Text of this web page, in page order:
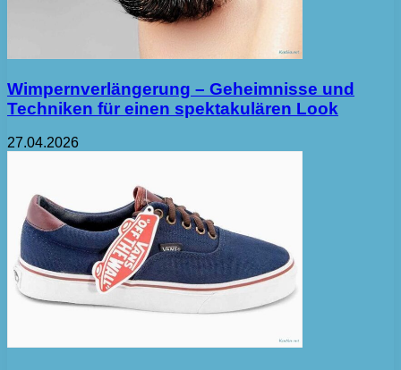
Wimpernverlängerung – Geheimnisse und
Techniken für einen spektakulären Look
27.04.2026